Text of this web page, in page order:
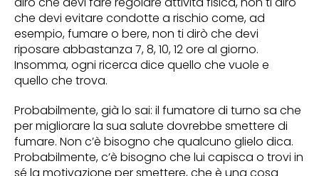
che devi evitare condotte a rischio come, ad
esempio, fumare o bere, non ti dirò che devi
riposare abbastanza 7, 8, 10, 12 ore al giorno.
Insomma, ogni ricerca dice quello che vuole e
quello che trova.
Probabilmente, già lo sai: il fumatore di turno sa che
per migliorare la sua salute dovrebbe smettere di
fumare. Non c’è bisogno che qualcuno glielo dica.
Probabilmente, c’è bisogno che lui capisca o trovi in